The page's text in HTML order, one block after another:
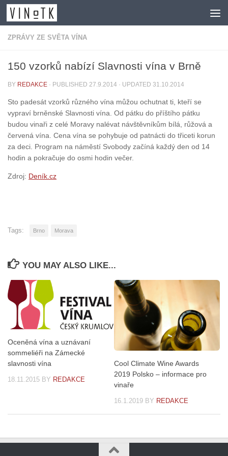
Skip to content
ZPRÁVY ZE SVĚTA VÍNA
150 vzorků nabízí Slavnosti vína v Brně
BY REDAKCE · PUBLISHED 27.9.2014 · UPDATED 31.10.2014
Sto padesát vzorků různého vína můžou ochutnat ti, kteří se
vypraví brněnské Slavnosti vína. Od pátku do příštího pátku
budou vinaři z celé Moravy nalévat návštěvníkům bílá, růžová a
červená vína. Cena vína se pohybuje od patnácti do třiceti korun
za deci. Program na náměstí Svobody začíná každý den od 14
hodin a pokračuje do osmi hodin večer.
Zdroj: Deník.cz
Tags: Brno Morava
YOU MAY ALSO LIKE...
Oceněná vína a uznávaní
sommeliéři na Zámecké
slavnosti vína
18.11.2015 BY REDAKCE
Cool Climate Wine Awards
2019 Polsko – informace pro
vinaře
16.1.2019 BY REDAKCE